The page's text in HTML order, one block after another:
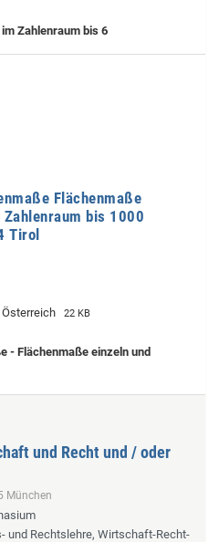
Zahlenraum bis 6
Flächenmaße
bis 1000
Tirol
22 KB
- Flächenmaße einzeln und
und Recht und / oder
München
und Rechtslehre, Wirtschaft-Recht-